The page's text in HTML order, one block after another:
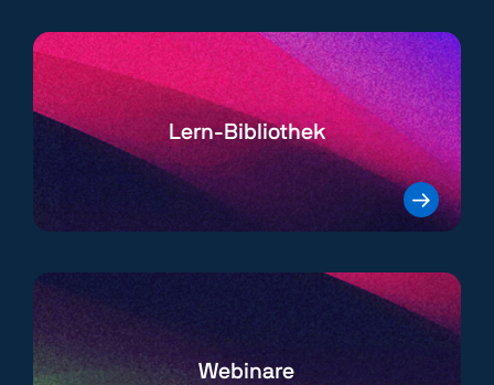
Lern-Bibliothek
Webinare